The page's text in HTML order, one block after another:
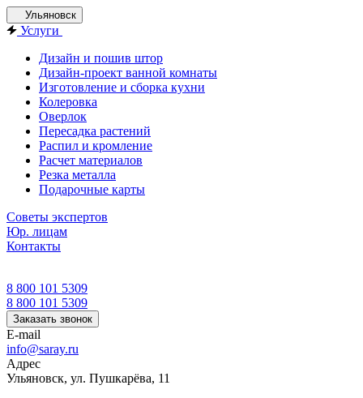
Ульяновск
Услуги
Дизайн и пошив штор
Дизайн-проект ванной комнаты
Изготовление и сборка кухни
Колеровка
Оверлок
Пересадка растений
Распил и кромление
Расчет материалов
Резка металла
Подарочные карты
Советы экспертов
Юр. лицам
Контакты
8 800 101 5309
8 800 101 5309
Заказать звонок
E-mail
info@saray.ru
Адрес
Ульяновск, ул. Пушкарёва, 11